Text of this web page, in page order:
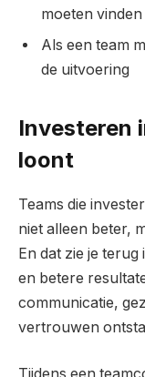
moeten vinden
Als een team
de uitvoering
Investeren
loont
Teams die
niet alleen beter,
En dat zie je
en betere
communicatie,
vertrouwen